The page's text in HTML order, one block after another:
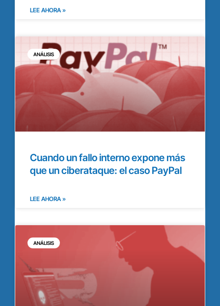
LEE AHORA »
ANÁLISIS
Cuando un fallo interno expone más
que un ciberataque: el caso PayPal
LEE AHORA »
ANÁLISIS